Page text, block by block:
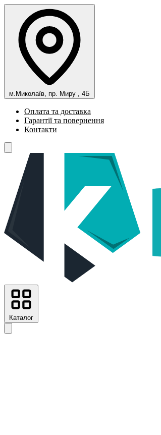
м.Миколаїв, пр. Миру , 4Б
Оплата та доставка
Гарантії та повернення
Контакти
Каталог